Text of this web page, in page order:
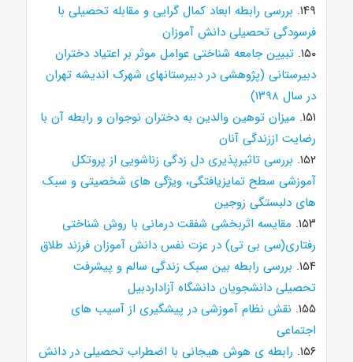
۱۴۹. بررسی رابطه ابعاد کمال گرایی و مقابله تحصیلی با
فرسودگی تحصیلی دانش آموزان
۱۵۰. تبیین جامعه شناختی عوامل موثر بر اعتیاد دختران
دبیرستانی (پژوهشی در دبیرستانهای شهرک اندیشه تهران
در سال ۱۳۹۸)
۱۵۱. میزان توهین والدین به دختران نوجوان و رابطه آن با
رضایت اززندگی آنان
۱۵۲. بررسی تاثیرپذیری دل زدگی زناشویی از پروتکل
آموزشی سطح تمایزیافتگی، ویژگی های شخصیتی و سبک
های دلبستگی زوجین
۱۵۳. مقایسه اثربخشی شفقت درمانی با روش شناختی
رفتاری(سی بی تی) در عزت نفس دانش آموزان فرزند طلاق
۱۵۴. بررسی رابطه بین سبک زندگی سالم و پیشرفت
تحصیلی دانشجویان دانشگاه آزاداردبیل
۱۵۵. نقش نظام آموزشی در پیشگیری از آسیب های
اجتماعی
۱۵۶. رابطه ی هوش هیجانی با اضطراب تحصیلی در دانش